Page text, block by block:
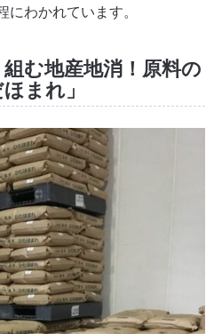
わかれています。
む地産地消！原料の
まれ」